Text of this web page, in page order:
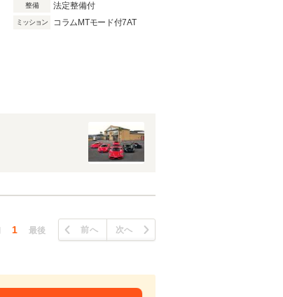
整備 法定整備付
ミッション コラムMTモード付7AT
1 最後 前へ 次へ